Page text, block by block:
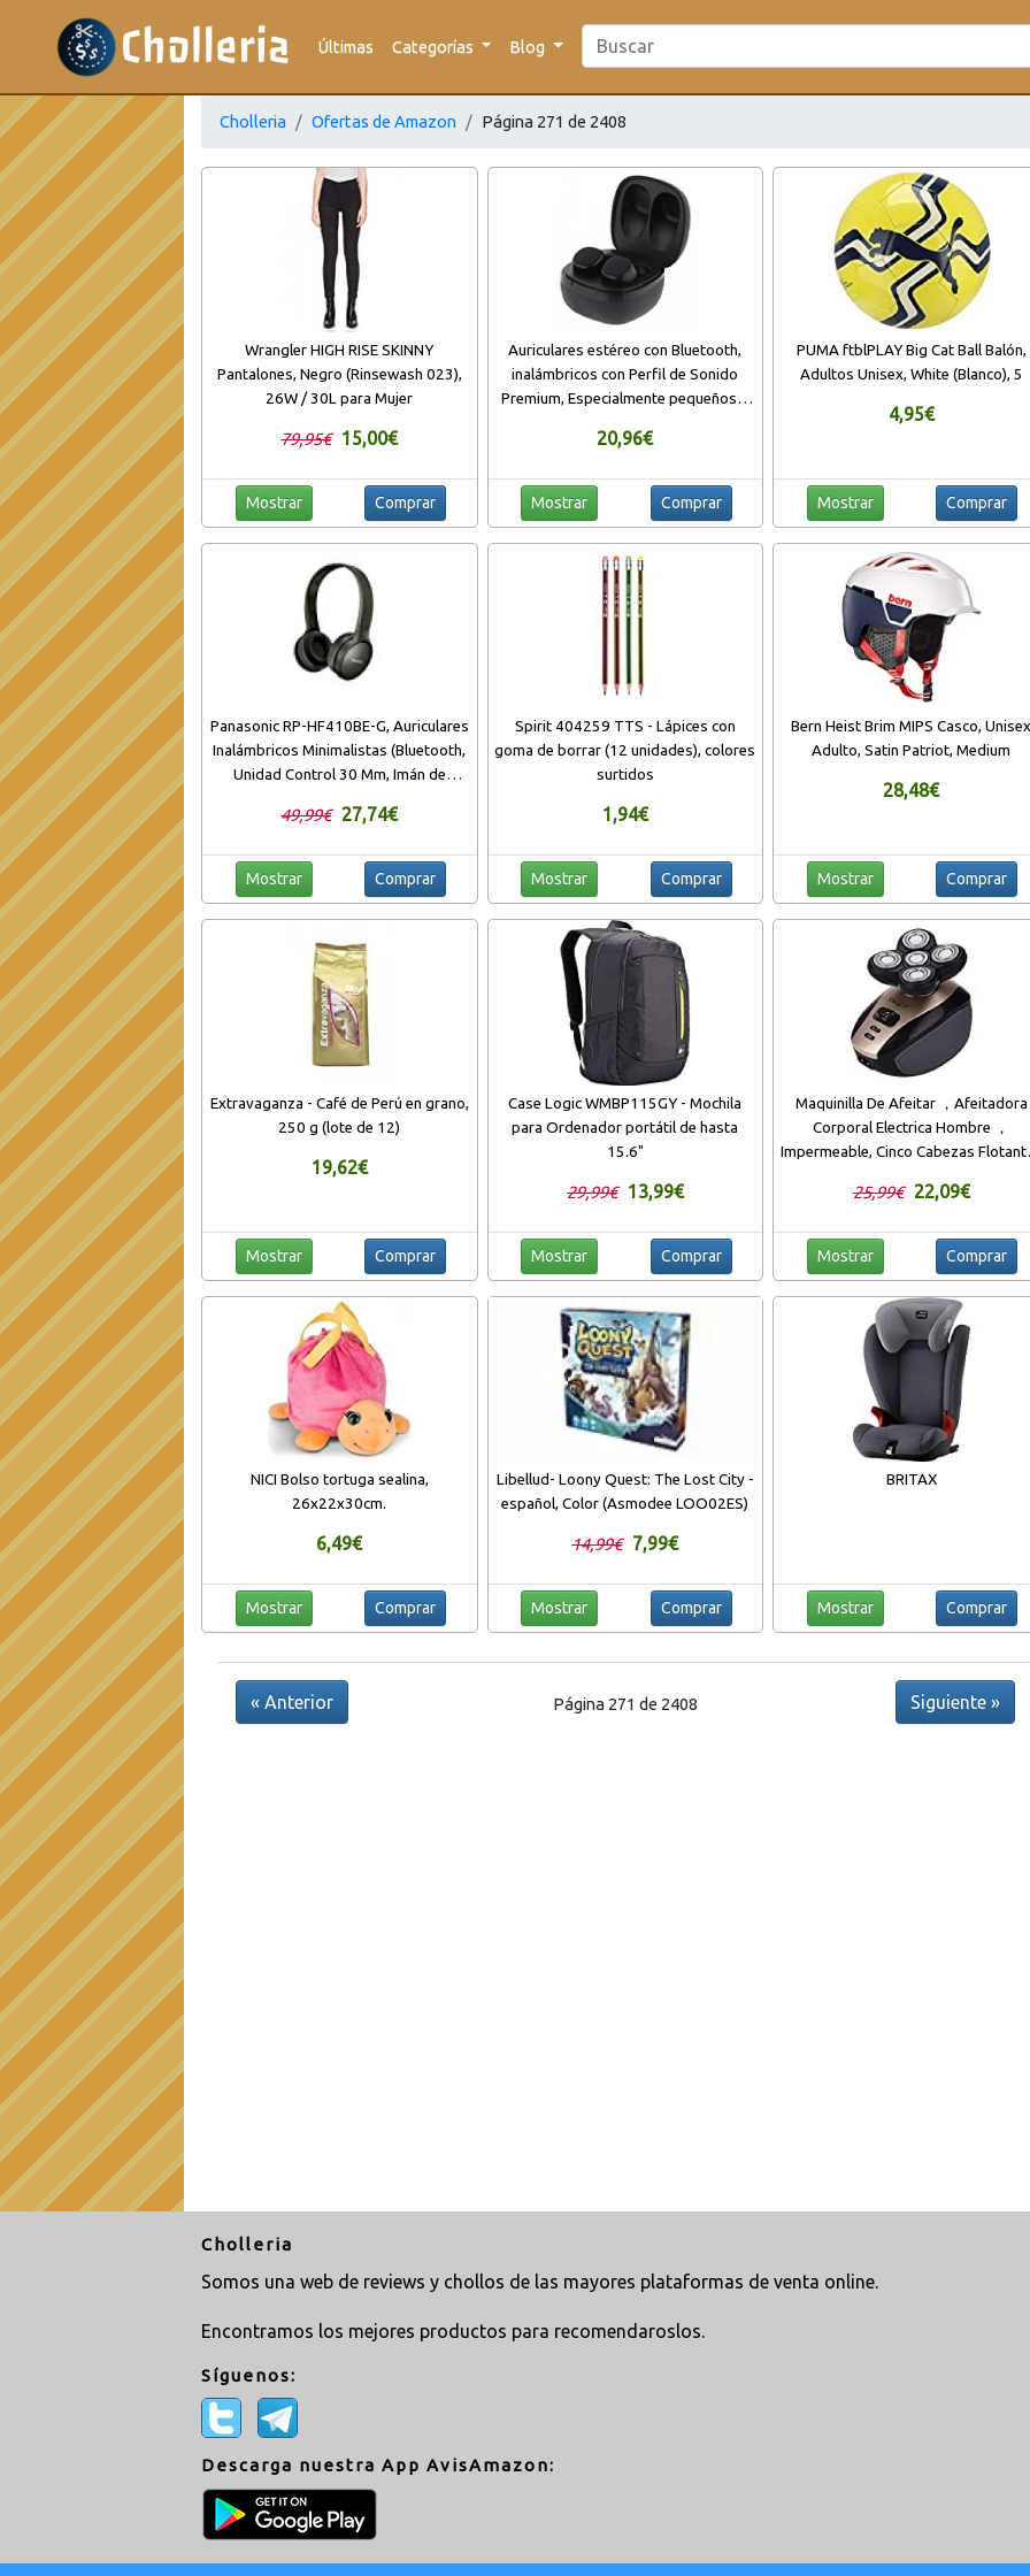
Últimas Categorías Blog
Cholleria Ofertas de Amazon Página 271 de 2408
Wrangler HIGH RISE SKINNY
Pantalones, Negro (Rinsewash 023),
26W / 30L para Mujer
79,95€ 15,00€
Mostrar Comprar
Auriculares estéreo con Bluetooth,
inalámbricos con Perfil de Sonido
Premium, Especialmente pequeños y
Agarre cómodo, Bluetooth 5.0 (Negro)
20,96€
Mostrar Comprar
PUMA ftblPLAY Big Cat Ball Balón,
Adultos Unisex, White (Blanco), 5
4,95€
Mostrar Comprar
Panasonic RP-HF410BE-G, Auriculares
Inalámbricos Minimalistas (Bluetooth,
Unidad Control 30 Mm, Imán de
Control Voz, Carga Rápida), Bluetooth,
49,99€ 27,74€
Mostrar Comprar
Spirit 404259 TTS - Lápices con
goma de borrar (12 unidades), colores
surtidos
1,94€
Mostrar Comprar
Bern Heist Brim MIPS Casco,
Adulto, Satin Patriot, Medium
28,48€
Mostrar Comprar
Extravaganza - Café de Perú en grano,
250 g (lote de 12)
19,62€
Mostrar Comprar
Case Logic WMBP115GY - Mochila
para Ordenador portátil de hasta
15.6"
29,99€ 13,99€
Mostrar Comprar
Maquinilla De Afeitar ，Afeitadora
Corporal Electrica Hombre ，
Impermeable, Cinco Cabezas
Bigotes, Adecuados Para Hombres
25,99€ 22,09€
Mostrar Comprar
NICI Bolso tortuga sealina,
26x22x30cm.
6,49€
Mostrar Comprar
Libellud- Loony Quest: The Lost City -
español, Color (Asmodee LOO02ES)
14,99€ 7,99€
Mostrar Comprar
BRITAX
Mostrar Comprar
« Anterior Página 271 de 2408 Siguiente »
Cholleria
Somos una web de reviews y chollos de las mayores plataformas de venta online.
Encontramos los mejores productos para recomendaroslos.
Síguenos:
Descarga nuestra App AvisAmazon: